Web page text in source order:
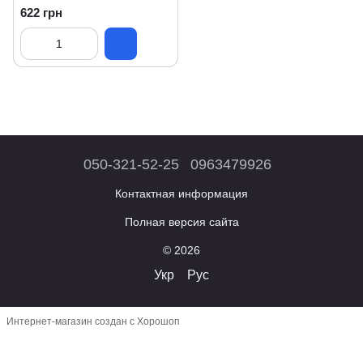
622 грн
050-321-52-25 0963479926
Контактная информация
Полная версия сайта
© 2026
Укр Рус
Интернет-магазин создан с Хорошоп